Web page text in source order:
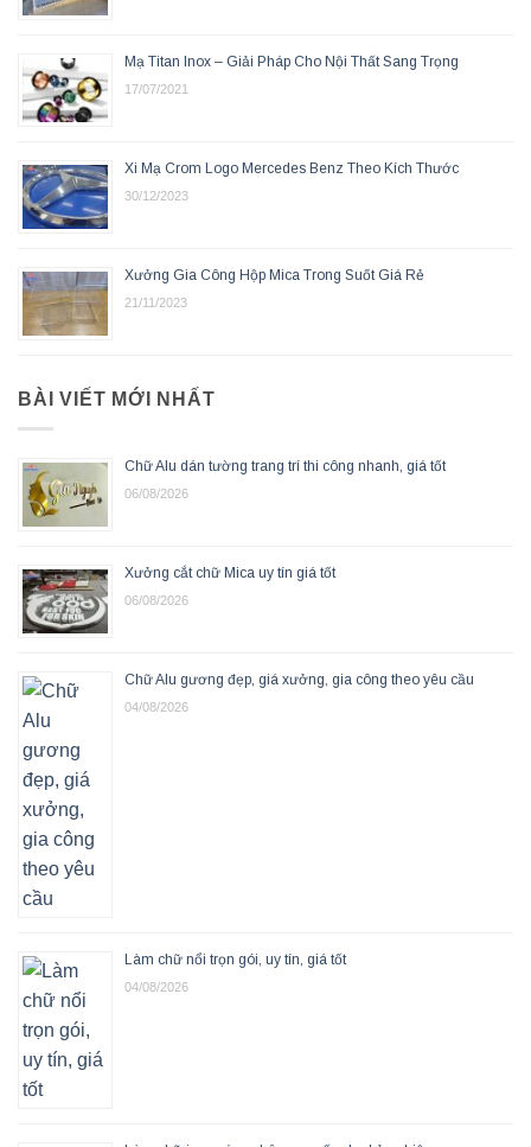
Mạ Titan Inox – Giải Pháp Cho Nội Thất Sang Trọng
17/07/2021
Xi Mạ Crom Logo Mercedes Benz Theo Kích Thước
30/12/2023
Xưởng Gia Công Hộp Mica Trong Suốt Giá Rẻ
21/11/2023
BÀI VIẾT MỚI NHẤT
Chữ Alu dán tường trang trí thi công nhanh, giá tốt
06/08/2026
Xưởng cắt chữ Mica uy tín giá tốt
06/08/2026
Chữ Alu gương đẹp, giá xưởng, gia công theo yêu cầu
04/08/2026
Làm chữ nổi trọn gói, uy tín, giá tốt
04/08/2026